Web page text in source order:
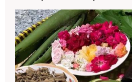
Kiến Thức Về Dầu Gội Thảo Dược
Kiến Thức Về Máy Lọc Không Khí
Nấm Lưỡi